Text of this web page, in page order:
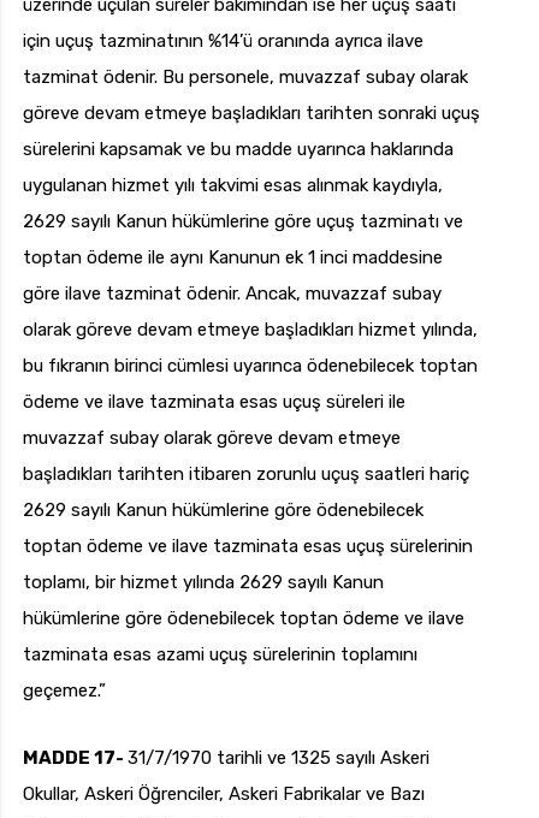
üzerinde uçulan süreler bakımından ise her uçuş saati
için uçuş tazminatının %14’ü oranında ayrıca ilave
tazminat ödenir. Bu personele, muvazzaf subay olarak
göreve devam etmeye başladıkları tarihten sonraki uçuş
sürelerini kapsamak ve bu madde uyarınca haklarında
uygulanan hizmet yılı takvimi esas alınmak kaydıyla,
2629 sayılı Kanun hükümlerine göre uçuş tazminatı ve
toptan ödeme ile aynı Kanunun ek 1 inci maddesine
göre ilave tazminat ödenir. Ancak, muvazzaf subay
olarak göreve devam etmeye başladıkları hizmet yılında,
bu fıkranın birinci cümlesi uyarınca ödenebilecek toptan
ödeme ve ilave tazminata esas uçuş süreleri ile
muvazzaf subay olarak göreve devam etmeye
başladıkları tarihten itibaren zorunlu uçuş saatleri hariç
2629 sayılı Kanun hükümlerine göre ödenebilecek
toptan ödeme ve ilave tazminata esas uçuş sürelerinin
toplamı, bir hizmet yılında 2629 sayılı Kanun
hükümlerine göre ödenebilecek toptan ödeme ve ilave
tazminata esas azami uçuş sürelerinin toplamını
geçemez.”
MADDE 17- 31/7/1970 tarihli ve 1325 sayılı Askeri
Okullar, Askeri Öğrenciler, Askeri Fabrikalar ve Bazı